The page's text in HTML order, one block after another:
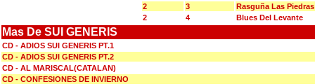
2
3
Rasguña Las Piedras
2
4 Blues Del Levante
Mas De SUI GENERIS
CD - ADIOS SUI GENERIS PT.1
CD - ADIOS SUI GENERIS PT.2
CD - AL MARISCAL(CATALAN)
CD - CONFESIONES DE INVIERNO